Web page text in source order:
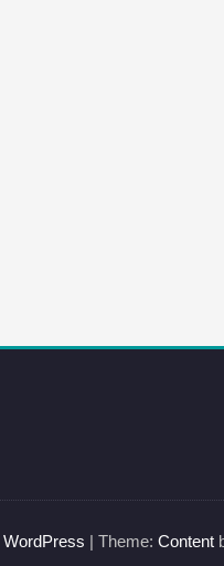
WordPress | Theme: Content